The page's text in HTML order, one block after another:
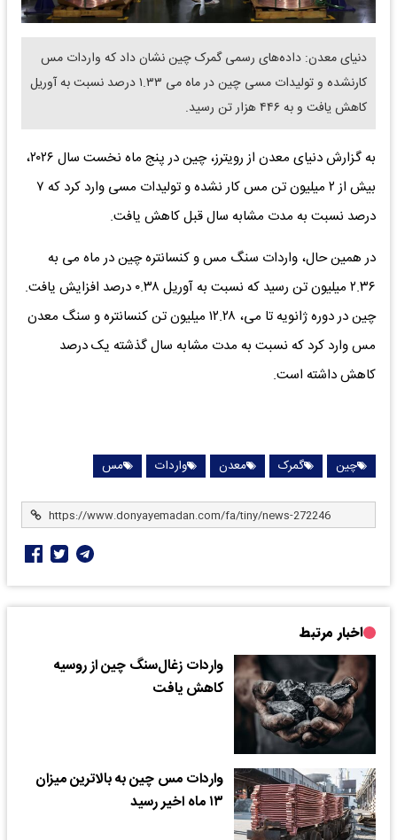
دنیای معدن: داده‌های رسمی گمرک چین نشان داد که واردات مس
کارنشده و تولیدات مسی چین در ماه می ۱.۳۳ درصد نسبت به آوریل
کاهش یافت و به ۴۴۶ هزار تن رسید.
به گزارش دنیای معدن از رویترز، چین در پنج ماه نخست سال ۲۰۲۶،
بیش از ۲ میلیون تن مس کار نشده و تولیدات مسی وارد کرد که ۷
درصد نسبت به مدت مشابه سال قبل کاهش یافت.
در همین حال، واردات سنگ مس و کنسانتره چین در ماه می به
۲.۳۶ میلیون تن رسید که نسبت به آوریل ۰.۳۸ درصد افزایش یافت.
چین در دوره ژانویه تا می، ۱۲.۲۸ میلیون تن کنسانتره و سنگ معدن
مس وارد کرد که نسبت به مدت مشابه سال گذشته یک درصد
کاهش داشته است.
چین گمرک معدن واردات مس
اخبار مرتبط
واردات زغال‌سنگ چین از روسیه
کاهش یافت
واردات مس چین به بالاترین میزان
۱۳ ماه اخیر رسید